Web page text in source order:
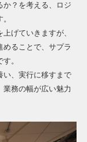
か？を考える、ロジ
げていきますが、
ることで、サプラ
。
い、実行に移すまで
務の幅が広い魅力